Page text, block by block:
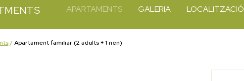
APARTAMENTS GALERIA LOCALITZACIÓ
/Apartament familiar (2 adults + 1 nen)